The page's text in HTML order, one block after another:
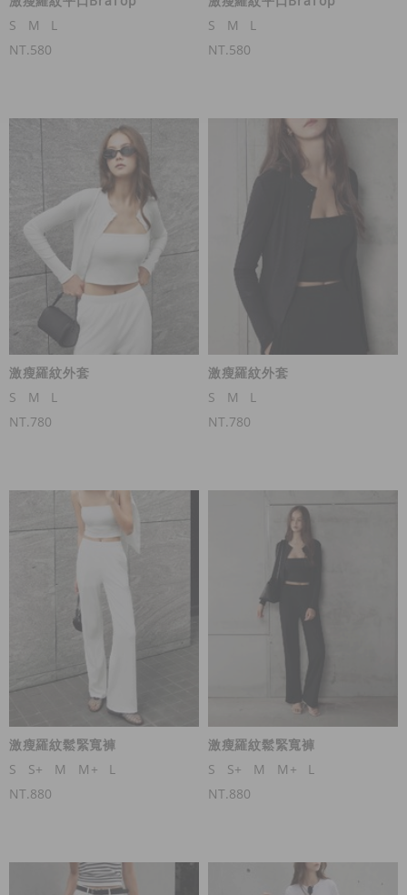
S
M
L
NT.580
S
M
L
NT.580
激瘦羅紋外套
S
M
L
NT.780
激瘦羅紋外套
S
M
L
NT.780
激瘦羅紋鬆緊寬褲
S
S+ M M+
L
NT.880
激瘦羅紋鬆緊寬褲
S
S+ M M+
L
NT.880